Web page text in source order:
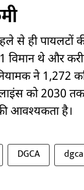
से ही पायलटों
विमान थे और
ने 1,272
को 2030
आवश्यकता है।
DGCA